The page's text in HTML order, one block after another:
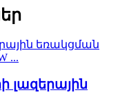
լազերային